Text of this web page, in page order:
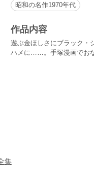
昭和の名作1970年代
作品内容
遊ぶ金ほしさにブラック・
ハメに……。手塚漫画でお
集